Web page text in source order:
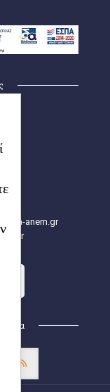
anem.gr